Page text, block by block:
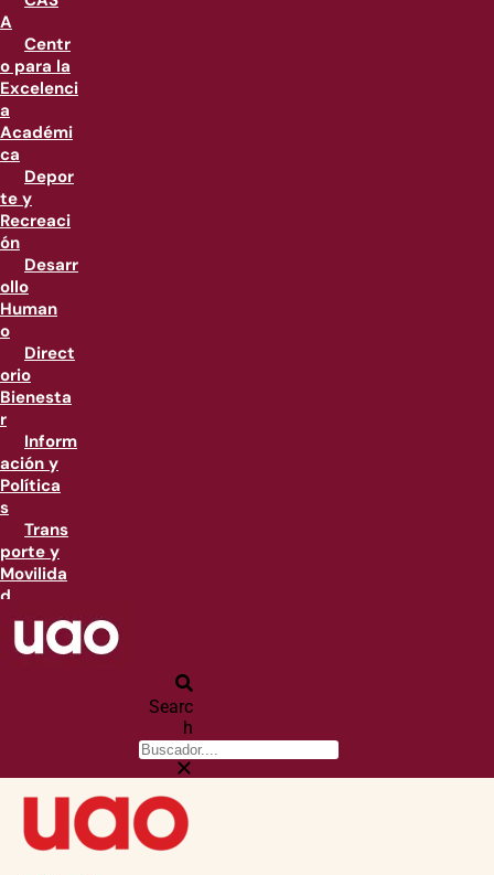
A
Centr
o para la
Excelenci
a
Académi
ca
Depor
te y
Recreaci
ón
Desarr
ollo
Human
o
Direct
orio
Bienesta
r
Inform
ación y
Política
s
Trans
porte y
Movilida
d
Searc
h